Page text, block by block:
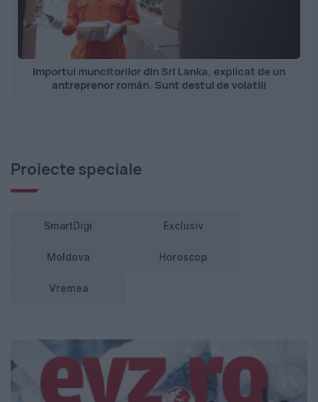
Importul muncitorilor din Sri Lanka, explicat de un
antreprenor român. Sunt destul de volatili
Proiecte speciale
SmartDigi Exclusiv
Moldova Horoscop
Vremea